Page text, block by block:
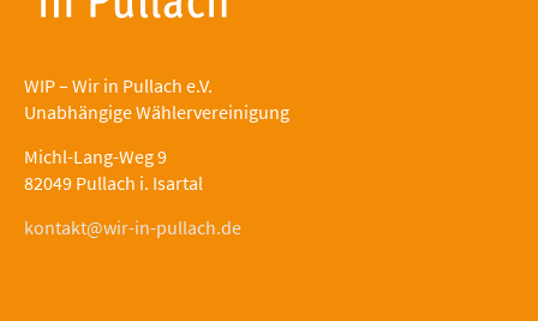
WIP – Wir in Pullach e.V.
Unabhängige Wählervereinigung
Michl-Lang-Weg 9
82049 Pullach i. Isartal
kontakt@wir-in-pullach.de